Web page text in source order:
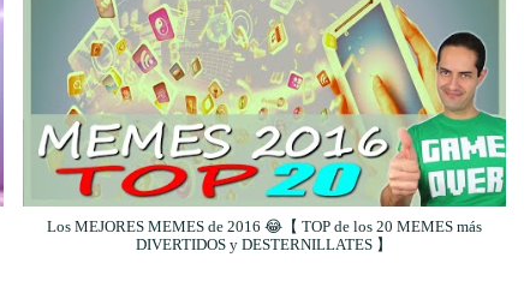
Los MEJORES MEMES de 2016 😂【 TOP de los 20 MEMES más
DIVERTIDOS y DESTERNILLATES 】